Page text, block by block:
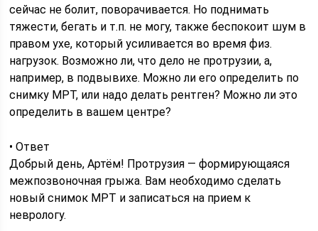
сейчас не болит, поворачивается. Но поднимать
тяжести, бегать и т.п. не могу, также беспокоит шум в
правом ухе, который усиливается во время физ.
нагрузок. Возможно ли, что дело не протрузии, а,
например, в подвывихе. Можно ли его определить по
снимку МРТ, или надо делать рентген? Можно ли это
определить в вашем центре?
• Ответ
Добрый день, Артём! Протрузия — формирующаяся
межпозвоночная грыжа. Вам необходимо сделать
новый снимок МРТ и записаться на прием к
неврологу.